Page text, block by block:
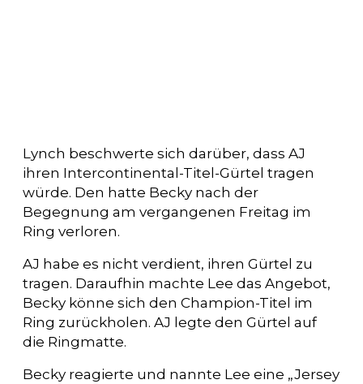
Lynch beschwerte sich darüber, dass AJ
ihren Intercontinental-Titel-Gürtel tragen
würde. Den hatte Becky nach der
Begegnung am vergangenen Freitag im
Ring verloren.
AJ habe es nicht verdient, ihren Gürtel zu
tragen. Daraufhin machte Lee das Angebot,
Becky könne sich den Champion-Titel im
Ring zurückholen. AJ legte den Gürtel auf
die Ringmatte.
Becky reagierte und nannte Lee eine „Jersey